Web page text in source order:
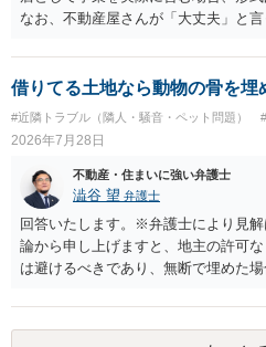
なお、不動産屋さんが「大丈夫」と
れますが、これは法的な保証ではあ
れるかどうかについては信頼関係が
すので、建物を事務所・店舗用に大
り、リスクはそれほど大きくないか
大家さんが契約違反を口実に、将来
したり、立ち退きを迫る材料に使っ
ん。
借りてる土地なら動物の骨を埋
#近隣トラブル（隣人・騒音・ペット問題）
2026年7月28日
不動産・住まいに強い弁護士
澁谷 望 弁護士
回答いたします。※弁護士により見
論から申し上げますと、地主の許可
は避けるべきであり、無断で埋めた
上、自分のペットの遺骨を埋める行
棄には該当しないため、犯罪になる